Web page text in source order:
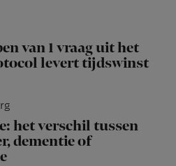
van 1 vraag uit het
levert tijdswinst
het verschil tussen
dementie of